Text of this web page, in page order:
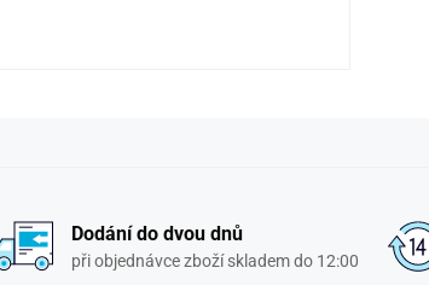
Dodání do dvou dnů
při objednávce zboží skladem do 12:00